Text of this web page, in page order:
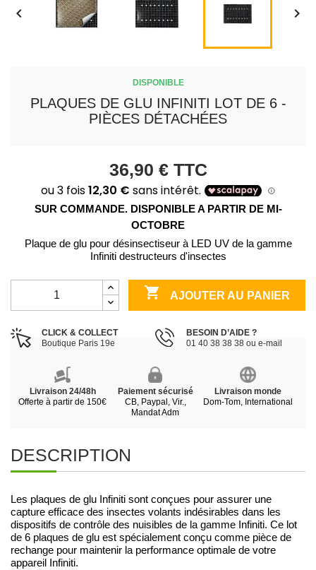
 
DISPONIBLE
PLAQUES DE GLU INFINITI LOT DE 6 -
PIÈCES DÉTACHÉES
36,90 € TTC
SUR COMMANDE. DISPONIBLE A PARTIR DE MI-
OCTOBRE
Plaque de glu pour désinsectiseur à LED UV de la gamme
Infiniti destructeurs d'insectes
 AJOUTER AU PANIER
CLICK & COLLECT
Boutique Paris 19e
BESOIN D’AIDE ?
01 40 38 38 38 ou e-mail
Livraison 24/48h
Offerte à partir de 150€
Paiement sécurisé
CB, Paypal, Vir.,
Mandat Adm
Livraison monde
Dom-Tom, International
DESCRIPTION
Les plaques de glu Infiniti sont conçues pour assurer une
capture efficace des insectes volants indésirables dans les
dispositifs de contrôle des nuisibles de la gamme Infiniti. Ce lot
de 6 plaques de glu est spécialement conçu comme pièce de
rechange pour maintenir la performance optimale de votre
appareil Infiniti.